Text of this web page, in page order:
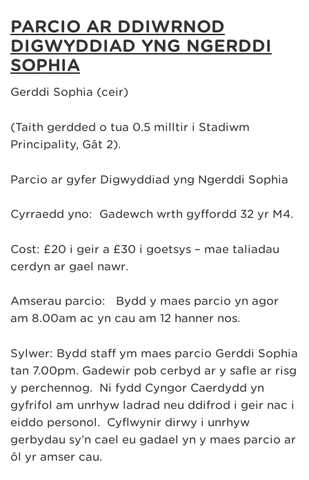
PARCIO AR DDIWRNOD
DIGWYDDIAD YNG NGERDDI
SOPHIA
Gerddi Sophia (ceir)
(Taith gerdded o tua 0.5 milltir i Stadiwm
Principality, Gât 2).
Parcio ar gyfer Digwyddiad yng Ngerddi Sophia
Cyrraedd yno: Gadewch wrth gyffordd 32 yr M4.
Cost: £20 i geir a £30 i goetsys – mae taliadau
cerdyn ar gael nawr.
Amserau parcio: Bydd y maes parcio yn agor
am 8.00am ac yn cau am 12 hanner nos.
Sylwer: Bydd staff ym maes parcio Gerddi Sophia
tan 7.00pm. Gadewir pob cerbyd ar y safle ar risg
y perchennog. Ni fydd Cyngor Caerdydd yn
gyfrifol am unrhyw ladrad neu ddifrod i geir nac i
eiddo personol. Cyflwynir dirwy i unrhyw
gerbydau sy’n cael eu gadael yn y maes parcio ar
ôl yr amser cau.